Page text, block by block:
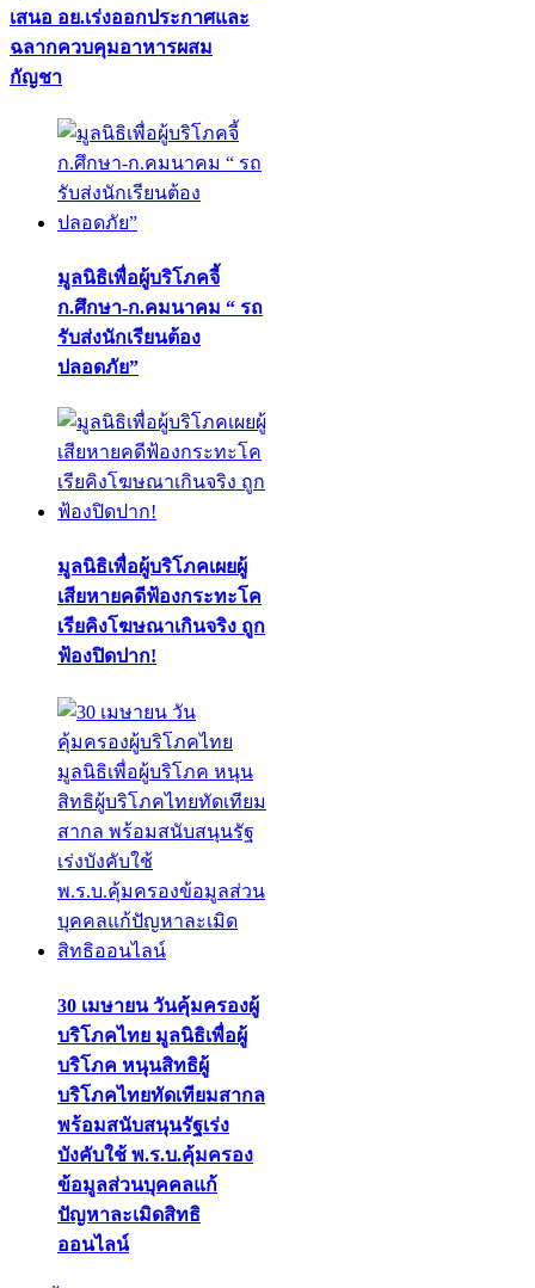
เสนอ อย.เร่งออกประกาศและ
ฉลากควบคุมอาหารผสม
กัญชา
มูลนิธิเพื่อผู้บริโภคจี้
ก.ศึกษา-ก.คมนาคม “ รถ
รับส่งนักเรียนต้อง
ปลอดภัย”
มูลนิธิเพื่อผู้บริโภคเผยผู้
เสียหายคดีฟ้องกระทะโค
เรียคิงโฆษณาเกินจริง ถูก
ฟ้องปิดปาก!
30 เมษายน วันคุ้มครองผู้
บริโภคไทย มูลนิธิเพื่อผู้
บริโภค หนุนสิทธิผู้
บริโภคไทยทัดเทียมสากล
พร้อมสนับสนุนรัฐเร่ง
บังคับใช้ พ.ร.บ.คุ้มครอง
ข้อมูลส่วนบุคคลแก้
ปัญหาละเมิดสิทธิ
ออนไลน์